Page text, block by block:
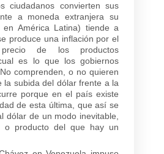
ciudadanos convierten sus
a moneda extranjera su
en América Latina) tiende a
produce una inflación por el
de los productos
es lo que los gobiernos
comprenden, o no quieren
la subida del dólar frente a la
porque en el país existe
de esta última, que así se
dólar de un modo inevitable,
o producto del que hay un